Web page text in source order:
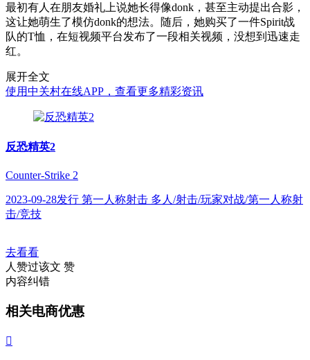
最初有人在朋友婚礼上说她长得像donk，甚至主动提出合影，
这让她萌生了模仿donk的想法。随后，她购买了一件Spirit战
队的T恤，在短视频平台发布了一段相关视频，没想到迅速走
红。
展开全文
使用中关村在线APP，查看更多精彩资讯
反恐精英2
Counter-Strike 2
2023-09-28发行 第一人称射击 多人/射击/玩家对战/第一人称射
击/竞技
去看看
人赞过该文 赞
内容纠错
相关电商优惠
